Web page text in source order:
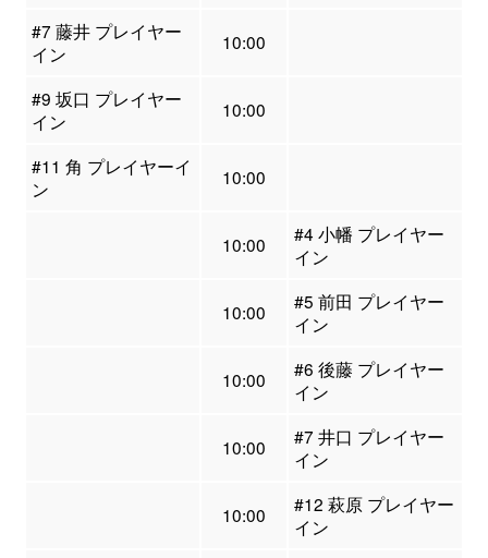
#7 藤井 プレイヤー
イン
10:00
#9 坂口 プレイヤー
イン
10:00
#11 角 プレイヤーイ
ン
10:00
10:00
#4 小幡 プレイヤー
イン
10:00
#5 前田 プレイヤー
イン
10:00
#6 後藤 プレイヤー
イン
10:00
#7 井口 プレイヤー
イン
10:00
#12 萩原 プレイヤー
イン